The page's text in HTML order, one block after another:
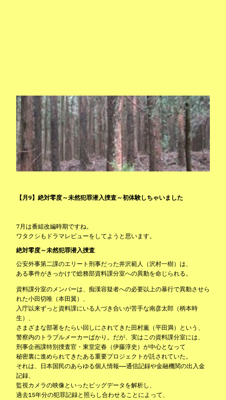
【月9】絶対零度～未然犯罪潜入捜査～初体験しちゃいました
7月は番組改編時期ですね。
ワタクシもドラマレビューをしてようと思います。
絶対零度～未然犯罪潜入捜査
公安外事第二課のエリート刑事だった井沢範人（沢村一樹）は、
ある事件がきっかけで総務部資料課分室への異動を命じられる。
資料課分室のメンバーは、痴漢容疑者への必要以上の暴行で異動させら
れた小田切唯（本田翼）、
入庁以来ずっと資料課にいる人づき合いが苦手な南彦太郎（柄本時
生）、
さまざまな部署をたらい回しにされてきた田村薫（平田満）という、
警察内のトラブルメーカーばかり。だが、実はこの資料課分室には、
刑事企画課特別捜査官・東堂定春（伊藤淳史）が中心となって
秘密裏に進められてきたある重要プロジェクトが託されていた。
それは、日本国民のあらゆる個人情報――通信記録や金融機関の出入金
記録、
監視カメラの映像といったビッグデータを解析し、
過去15年分の犯罪記録と照らし合わせることによって、